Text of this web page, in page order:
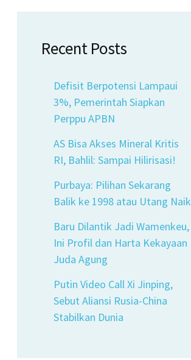
Recent Posts
Defisit Berpotensi Lampaui
3%, Pemerintah Siapkan
Perppu APBN
AS Bisa Akses Mineral Kritis
RI, Bahlil: Sampai Hilirisasi!
Purbaya: Pilihan Sekarang
Balik ke 1998 atau Utang Naik
Baru Dilantik Jadi Wamenkeu,
Ini Profil dan Harta Kekayaan
Juda Agung
Putin Video Call Xi Jinping,
Sebut Aliansi Rusia-China
Stabilkan Dunia